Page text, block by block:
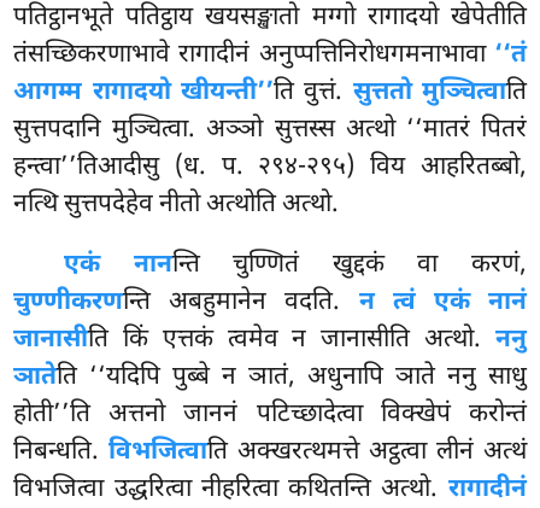
पतिट्ठानभूते पतिट्ठाय खयसङ्खातो मग्गो रागादयो खेपेतीति
तंसच्छिकरणाभावे रागादीनं अनुप्पत्तिनिरोधगमनाभावा ‘‘तं
आगम्म रागादयो खीयन्ती’’तिवुत्तं. सुत्ततो मुञ्चित्वाति
सुत्तपदानि मुञ्चित्वा. अञ्ञो सुत्तस्स अत्थो ‘‘मातरं पितरं
हन्त्वा’’तिआदीसु (ध. प. २९४-२९५) विय आहरितब्बो,
नत्थि सुत्तपदेहेव नीतो अत्थोति अत्थो.
एकं नानन्ति चुण्णितं खुद्दकं वा करणं,
चुण्णीकरणन्ति अबहुमानेन वदति. न त्वं एकं नानं
जानासीति किं एत्तकं त्वमेव न जानासीति अत्थो. ननु
ञातेति ‘‘यदिपि पुब्बे न ञातं, अधुनापि ञाते ननु साधु
होती’’ति अत्तनो जाननं पटिच्छादेत्वा विक्खेपं करोन्तं
निबन्धति.विभजित्वाति अक्खरत्थमत्ते अट्ठत्वा लीनं अत्थं
विभजित्वा उद्धरित्वा नीहरित्वा कथितन्ति अत्थो. रागादीनं